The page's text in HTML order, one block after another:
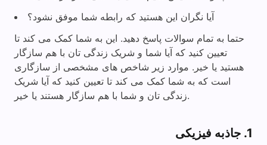
آیا نگران این هستید که رابطه شما موفق نشود؟
حتما به تمام سوالات پاسخ دهید. این به شما کمک می کند تا
تعیین کنید که آیا شما و شریک زندگی تان با هم سازگار
هستید یا خیر. موارد زیر شاخص های مشخصی از سازگاری
است که به شما کمک می کند تا تعیین کنید که آیا شریک
زندگی تان و شما با هم سازگار هستند یا خیر.
1. جاذبه فیزیکی